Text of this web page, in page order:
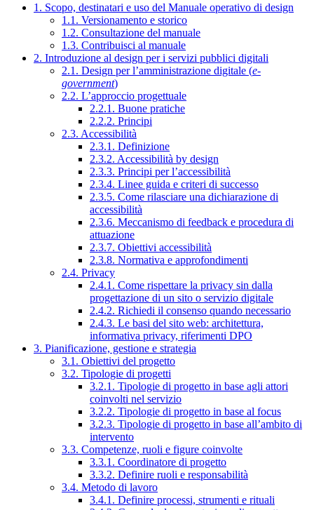
1. Scopo, destinatari e uso del Manuale operativo di design
1.1. Versionamento e storico
1.2. Consultazione del manuale
1.3. Contribuisci al manuale
2. Introduzione al design per i servizi pubblici digitali
2.1. Design per l’amministrazione digitale (e-
government)
2.2. L’approccio progettuale
2.2.1. Buone pratiche
2.2.2. Principi
2.3. Accessibilità
2.3.1. Definizione
2.3.2. Accessibilità by design
2.3.3. Principi per l’accessibilità
2.3.4. Linee guida e criteri di successo
2.3.5. Come rilasciare una dichiarazione di
accessibilità
2.3.6. Meccanismo di feedback e procedura di
attuazione
2.3.7. Obiettivi accessibilità
2.3.8. Normativa e approfondimenti
2.4. Privacy
2.4.1. Come rispettare la privacy sin dalla
progettazione di un sito o servizio digitale
2.4.2. Richiedi il consenso quando necessario
2.4.3. Le basi del sito web: architettura,
informativa privacy, riferimenti DPO
3. Pianificazione, gestione e strategia
3.1. Obiettivi del progetto
3.2. Tipologie di progetti
3.2.1. Tipologie di progetto in base agli attori
coinvolti nel servizio
3.2.2. Tipologie di progetto in base al focus
3.2.3. Tipologie di progetto in base all’ambito di
intervento
3.3. Competenze, ruoli e figure coinvolte
3.3.1. Coordinatore di progetto
3.3.2. Definire ruoli e responsabilità
3.4. Metodo di lavoro
3.4.1. Definire processi, strumenti e rituali